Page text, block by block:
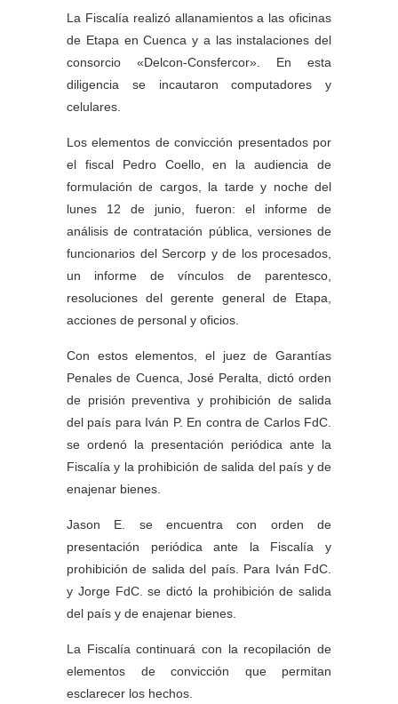
La Fiscalía realizó allanamientos a las oficinas
de Etapa en Cuenca y a las instalaciones del
consorcio «Delcon-Consfercor». En esta
diligencia se incautaron computadores y
celulares.
Los elementos de convicción presentados por
el fiscal Pedro Coello, en la audiencia de
formulación de cargos, la tarde y noche del
lunes 12 de junio, fueron: el informe de
análisis de contratación pública, versiones de
funcionarios del Sercorp y de los procesados,
un informe de vínculos de parentesco,
resoluciones del gerente general de Etapa,
acciones de personal y oficios.
Con estos elementos, el juez de Garantías
Penales de Cuenca, José Peralta, dictó orden
de prisión preventiva y prohibición de salida
del país para Iván P. En contra de Carlos FdC.
se ordenó la presentación periódica ante la
Fiscalía y la prohibición de salida del país y de
enajenar bienes.
Jason E. se encuentra con orden de
presentación periódica ante la Fiscalía y
prohibición de salida del país. Para Iván FdC.
y Jorge FdC. se dictó la prohibición de salida
del país y de enajenar bienes.
La Fiscalía continuará con la recopilación de
elementos de convicción que permitan
esclarecer los hechos.